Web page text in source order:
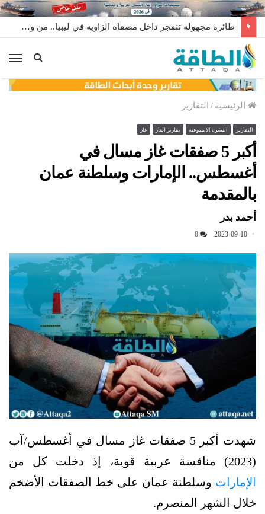
طائرة مجهولة تنفجر داخل مصفاة الزاوية في ليبيا.. من وراء إطلاقها؟
الرئيسية / التقارير
التقارير النشرة الاسبوعية تقارير الغاز غاز
أكبر 5 صفقات غاز مسال في
أغسطس.. الإمارات وسلطنة عمان
بالمقدمة
أحمد بدر
2023-09-10
0
شهدت أكبر 5 صفقات غاز مسال في أغسطس/آب
(2023) منافسة عربية قوية، إذ دخلت كل من
الإمارات وسلطنة عمان على خط الصفقات الأضخم
خلال الشهر المنصرم.